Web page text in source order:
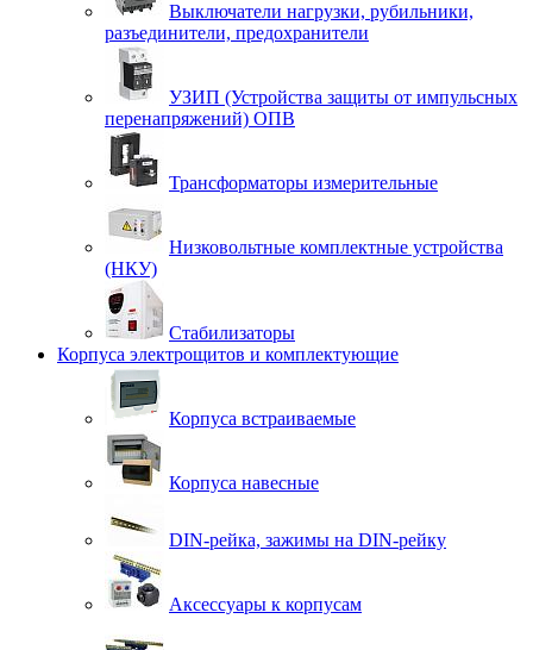
Выключатели нагрузки, рубильники,
разъединители, предохранители
УЗИП (Устройства защиты от импульсных
перенапряжений) ОПВ
Трансформаторы измерительные
Низковольтные комплектные устройства
(НКУ)
Стабилизаторы
Корпуса электрощитов и комплектующие
Корпуса встраиваемые
Корпуса навесные
DIN-рейка, зажимы на DIN-рейку
Аксессуары к корпусам